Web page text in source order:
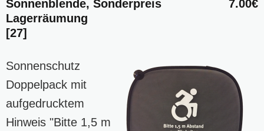
7.00€
Sonnenblende, Sonderpreis
Lagerräumung
[27]
Sonnenschutz
Doppelpack mit
aufgedrucktem
Hinweis "Bitte 1,5 m